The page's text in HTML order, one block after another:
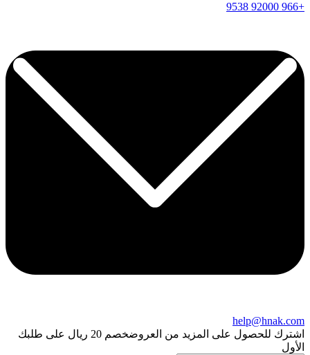
+966
92000
9538
help@hnak.com
اشترك للحصول على المزيد من العروض
خصم 20 ريال على طلبك
الأول